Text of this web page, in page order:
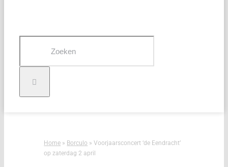
Home » Borculo »Voorjaarsconcert ‘de Eendracht’
op zaterdag 2 april